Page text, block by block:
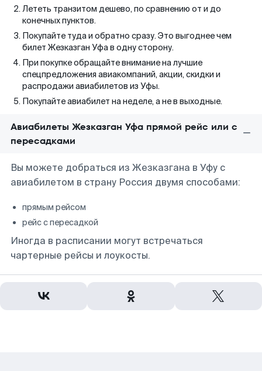
Лететь транзитом дешево, по сравнению от и до
конечных пунктов.
Покупайте туда и обратно сразу. Это выгоднее чем
билет Жезказган Уфа в одну сторону.
При покупке обращайте внимание на лучшие
спецпредложения авиакомпаний, акции, скидки и
распродажи авиабилетов из Уфы.
Покупайте авиабилет на неделе, а не в выходные.
Авиабилеты Жезказган Уфа прямой рейс или с
пересадками
Вы можете добраться из Жезказгана в Уфу с
авиабилетом в страну Россия двумя способами:
прямым рейсом
рейс с пересадкой
Иногда в расписании могут встречаться
чартерные рейсы и лоукосты.